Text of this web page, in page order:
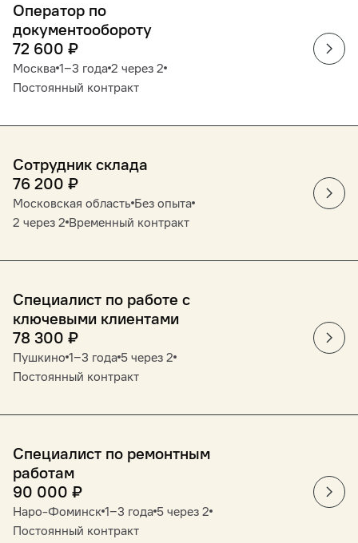
Оператор по
документообороту
72 600 ₽
Москва 1‒3 года 2 через 2
Постоянный контракт
Сотрудник склада
76 200 ₽
Московская область Без опыта
2 через 2 Временный контракт
Специалист по работе с
ключевыми клиентами
78 300 ₽
Пушкино 1‒3 года 5 через 2
Постоянный контракт
Специалист по ремонтным
работам
90 000 ₽
Наро-Фоминск 1‒3 года 5 через 2
Постоянный контракт